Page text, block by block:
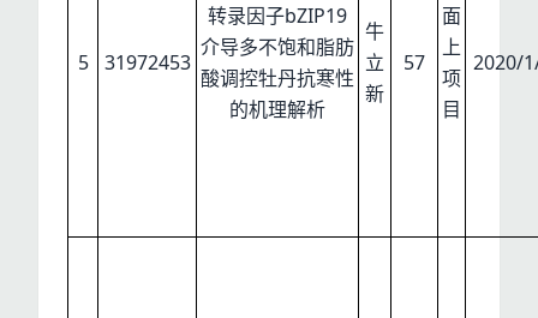
5 31972453
转录因子bZIP19
介导多不饱和脂肪
酸调控牡丹抗寒性
的机理解析
牛
立
新
57
面
上
项
目
2020/